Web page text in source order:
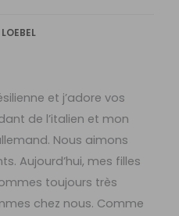
et j’adore vos
de l’italien et mon
Nous aimons
Aujourd’hui, mes filles
toujours très
chez nous. Comme